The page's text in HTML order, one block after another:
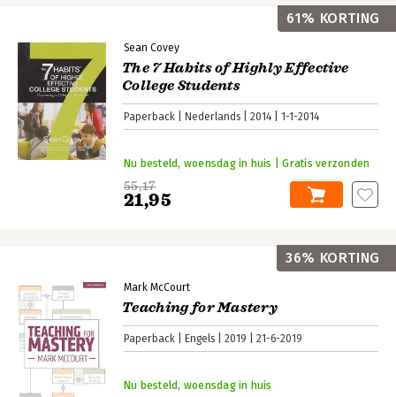
Sean Covey
The 7 Habits of Highly Effective
College Students
Paperback Nederlands 2014 1-1-2014
55,17
21,95
Nu besteld, woensdag in huis | Gratis verzonden
61% KORTING
Mark McCourt
Teaching for Mastery
Paperback Engels 2019 21-6-2019
Nu besteld, woensdag in huis
36% KORTING